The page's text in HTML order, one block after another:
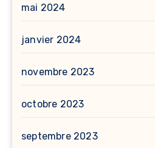
mai 2024
janvier 2024
novembre 2023
octobre 2023
septembre 2023